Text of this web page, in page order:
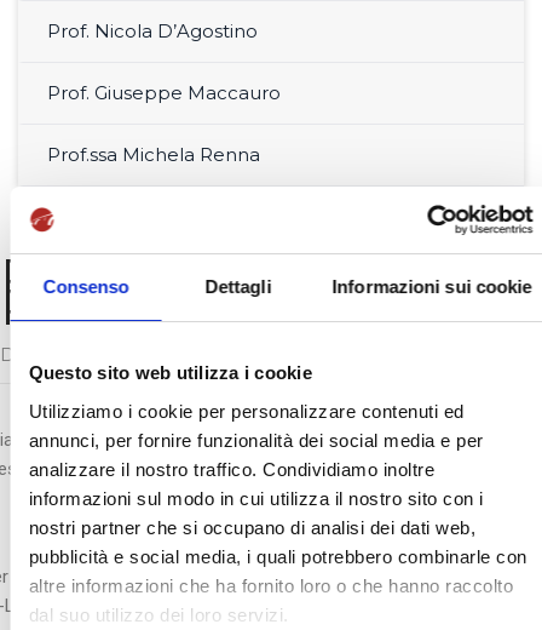
Consenso Dettagli Informazioni sui cookie
Questo sito web utilizza i cookie
Utilizziamo i cookie per personalizzare contenuti ed
annunci, per fornire funzionalità dei social media e per
analizzare il nostro traffico. Condividiamo inoltre
informazioni sul modo in cui utilizza il nostro sito con i
nostri partner che si occupano di analisi dei dati web,
pubblicità e social media, i quali potrebbero combinarle con
altre informazioni che ha fornito loro o che hanno raccolto
dal suo utilizzo dei loro servizi.
Prof. Nicola D’Agostino
Prof. Giuseppe Maccauro
Prof.ssa Michela Renna
Prof.ssa Oriana
Palusci
DIRETTORE
Palusci è Professore Straordinario di Lingua e Traduzione
l’Università Giustino Fortunato
la SSML Internazionale è docente di Inglese – Linguaggi
12 – 6 CFU).